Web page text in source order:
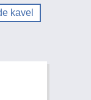
kavel